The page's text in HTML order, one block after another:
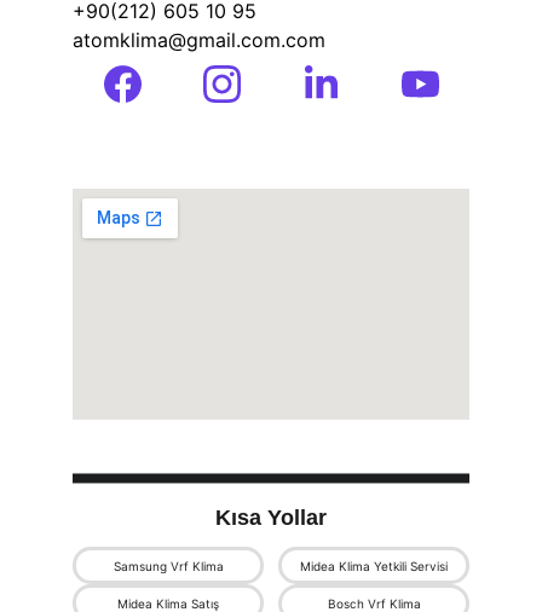
+90(212) 605 10 95
atomklima@gmail.com.com
Samsung Vrf Klima
Midea Klima Satış
Midea Klima Yetkili Servisi
Bosch Vrf Klima
Kısa Yollar